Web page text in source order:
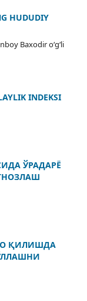
HUDUDIY
Baxodir o‘g‘li
INDEKSI
ЎРАДАРЁ
ҚИЛИШДА